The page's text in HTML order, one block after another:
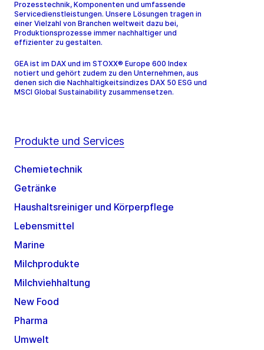
Prozesstechnik, Komponenten und umfassende
Servicedienstleistungen. Unsere Lösungen tragen in
einer Vielzahl von Branchen weltweit dazu bei,
Produktionsprozesse immer nachhaltiger und
effizienter zu gestalten.
GEA ist im DAX und im STOXX® Europe 600 Index
notiert und gehört zudem zu den Unternehmen, aus
denen sich die Nachhaltigkeitsindizes DAX 50 ESG und
MSCI Global Sustainability zusammensetzen.
Produkte und Services
Chemietechnik
Getränke
Haushaltsreiniger und Körperpflege
Lebensmittel
Marine
Milchprodukte
Milchviehhaltung
New Food
Pharma
Umwelt